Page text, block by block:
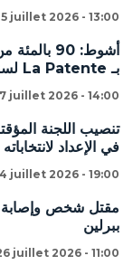
juillet 2026 - 13:00
أشوط: 90
بـ La Patente لسنوات
juillet 2026 - 14:00
تنصيب اللجنة
في الإعداد لانتخاباته
juillet 2026 - 19:00
ببرلين
juillet 2026 - 11:00